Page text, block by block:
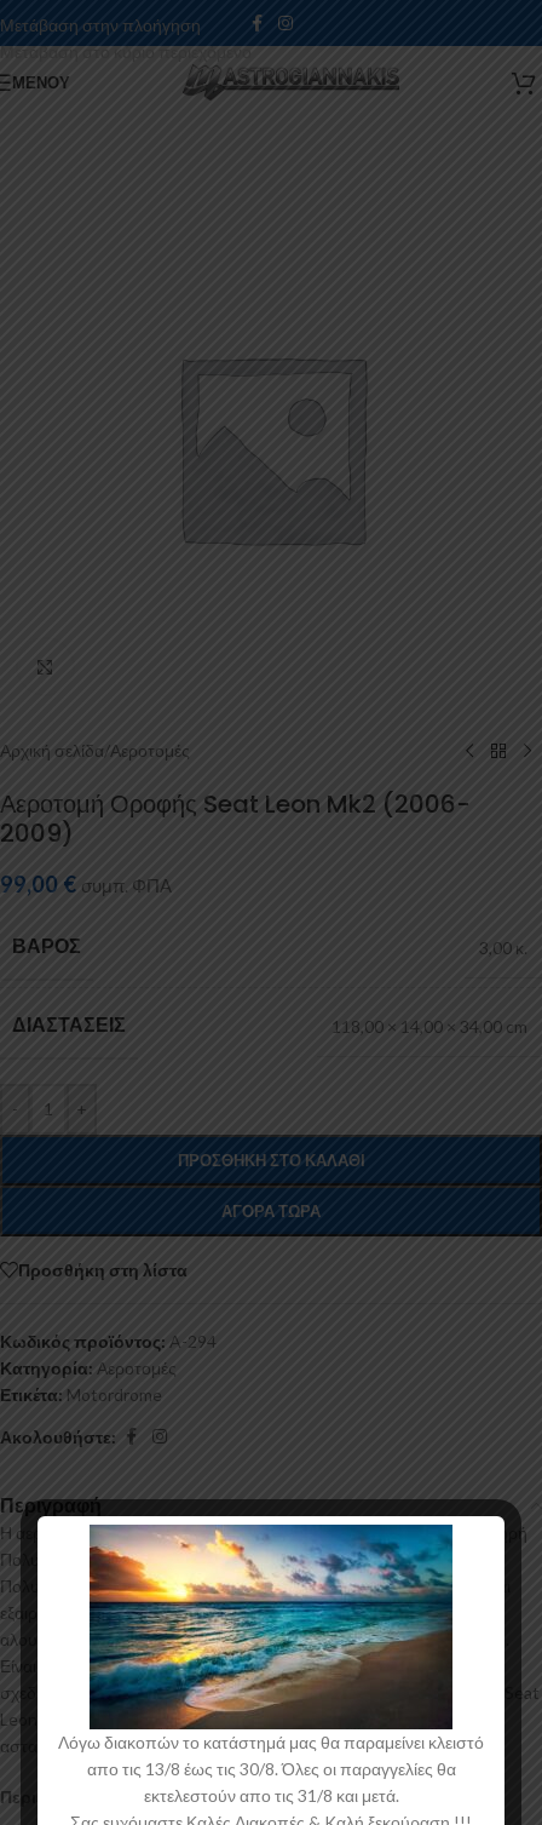
Μετάβαση στην πλοήγηση
Μετάβαση στο κύριο περιεχόμενο
ΜΕΝΟΎ
Αρχική σελίδα/Αεροτομές
Αεροτομή Οροφής Seat Leon Mk2 (2006-
2009)
99,00 € συμπ. ΦΠΑ
ΒΆΡΟΣ 3,00 κ.
ΔΙΑΣΤΆΣΕΙΣ 118,00 × 14,00 × 34,00 cm
- +
ΠΡΟΣΘΉΚΗ ΣΤΟ ΚΑΛΆΘΙ
ΑΓΟΡΆ ΤΏΡΑ
Προσθήκη στη λίστα
Κωδικός προϊόντος: A-294
Κατηγορία: Αεροτομές
Ετικέτα: Motordrome
Ακολουθήστε:
Περιγραφή
Η αεροτομή οροφής για το Seat Leon Mk2 κατασκευάζεται από σκληρή
Πολυουρεθάνη υψηλής πιέσεως και ΟΧΙ από πολυεστέρα. Η
Πολυουρεθάνη είναι ένα πιο ανθεκτικό και ακριβό υλικό με εύκολη και
εξαιρετική εφαρμογή. Όλες οι αεροτομές παράγονται σε καλούπια
αλουμινίου για αυξημένη ποιότητα και αντοχή στη μαζική παραγωγή.
Είναι ελεγμένα για ανθεκτικότητα σε υψηλές θερμοκρασίες και έχουν
σχεδιαστεί με την καλύτερη λεπτομέρεια. Η αεροτομή οροφής για το Seat
Leon Mk2 έρχεται στο χρώμα του υλικού. Το προϊόν θα πρέπει να
ασταρωθεί και στη συνέχεια να βαφτεί στο χρώμα της επιλογής σας.
Περιεχόμενα Συσκευασίας:
Λόγω διακοπών το κατάστημά μας θα παραμείνει κλειστό
απο τις 13/8 έως τις 30/8. Όλες οι παραγγελίες θα
εκτελεστούν απο τις 31/8 και μετά.